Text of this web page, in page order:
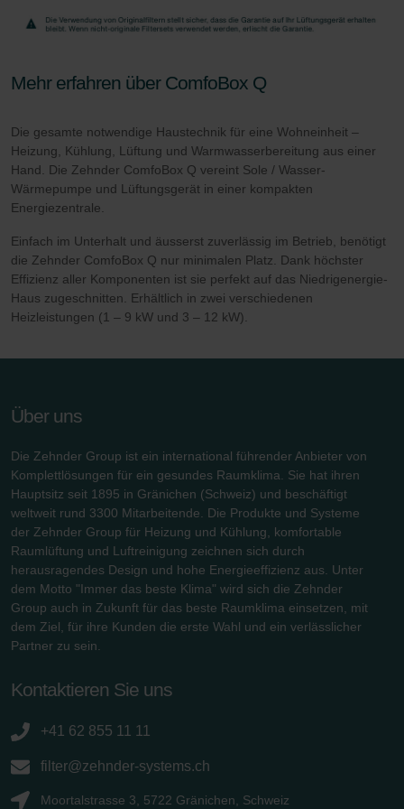
danych Zehnder
Mehr erfahren über ComfoBox Q
Die gesamte notwendige Haustechnik für eine Wohneinheit –
Heizung, Kühlung, Lüftung und Warmwasserbereitung aus einer
Hand. Die Zehnder ComfoBox Q vereint Sole / Wasser-
Wärmepumpe und Lüftungsgerät in einer kompakten
Energiezentrale.
Einfach im Unterhalt und äusserst zuverlässig im Betrieb, benötigt
die Zehnder ComfoBox Q nur minimalen Platz. Dank höchster
Effizienz aller Komponenten ist sie perfekt auf das Niedrigenergie-
Haus zugeschnitten. Erhältlich in zwei verschiedenen
Heizleistungen (1 – 9 kW und 3 – 12 kW).
Über uns
Die Zehnder Group ist ein international führender Anbieter von
Komplettlösungen für ein gesundes Raumklima. Sie hat ihren
Hauptsitz seit 1895 in Gränichen (Schweiz) und beschäftigt
weltweit rund 3300 Mitarbeitende. Die Produkte und Systeme
der Zehnder Group für Heizung und Kühlung, komfortable
Raumlüftung und Luftreinigung zeichnen sich durch
herausragendes Design und hohe Energieeffizienz aus. Unter
dem Motto "Immer das beste Klima" wird sich die Zehnder
Group auch in Zukunft für das beste Raumklima einsetzen, mit
dem Ziel, für ihre Kunden die erste Wahl und ein verlässlicher
Partner zu sein.
Kontaktieren Sie uns
+41 62 855 11 11
filter@zehnder-systems.ch
Moortalstrasse 3, 5722 Gränichen, Schweiz